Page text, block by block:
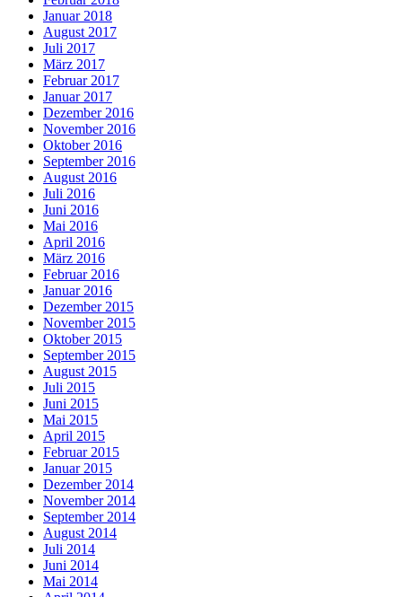
Januar 2018
August 2017
Juli 2017
März 2017
Februar 2017
Januar 2017
Dezember 2016
November 2016
Oktober 2016
September 2016
August 2016
Juli 2016
Juni 2016
Mai 2016
April 2016
März 2016
Februar 2016
Januar 2016
Dezember 2015
November 2015
Oktober 2015
September 2015
August 2015
Juli 2015
Juni 2015
Mai 2015
April 2015
Februar 2015
Januar 2015
Dezember 2014
November 2014
September 2014
August 2014
Juli 2014
Juni 2014
Mai 2014